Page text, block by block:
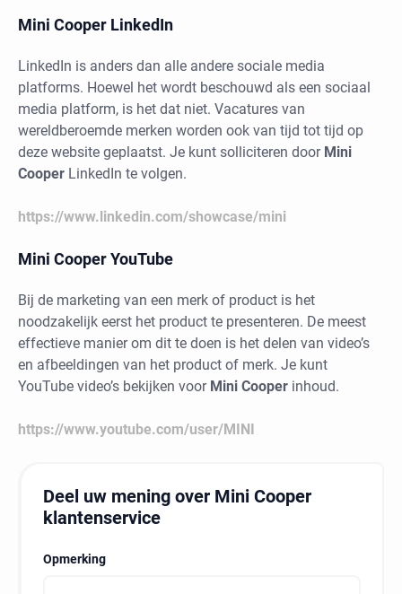
Mini Cooper LinkedIn
LinkedIn is anders dan alle andere sociale media
platforms. Hoewel het wordt beschouwd als een sociaal
media platform, is het dat niet. Vacatures van
wereldberoemde merken worden ook van tijd tot tijd op
deze website geplaatst. Je kunt solliciteren door Mini
Cooper LinkedIn te volgen.
https://www.linkedin.com/showcase/mini
Mini Cooper YouTube
Bij de marketing van een merk of product is het
noodzakelijk eerst het product te presenteren. De meest
effectieve manier om dit te doen is het delen van video’s
en afbeeldingen van het product of merk. Je kunt
YouTube video’s bekijken voor Mini Cooper inhoud.
https://www.youtube.com/user/MINI
Deel uw mening over Mini Cooper
klantenservice
Opmerking